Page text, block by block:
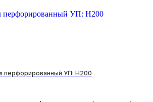
перфорированный УП: H200